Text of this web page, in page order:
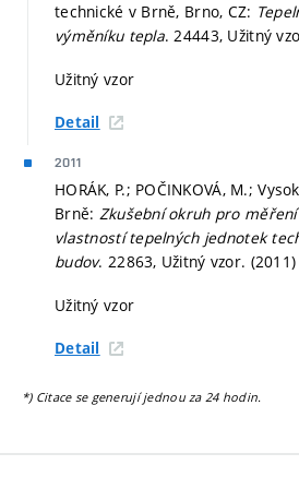
technické v Brně, Brno, CZ:
výměníku tepla. 24443, Užitný
Užitný vzor
Detail
2011
HORÁK, P.; POČINKOVÁ, M.;
Brně: Zkušební okruh pro
vlastností tepelných jednotek
budov. 22863, Užitný vzor. (2011)
Užitný vzor
Detail
*) Citace se generují jednou za 24 hodin.